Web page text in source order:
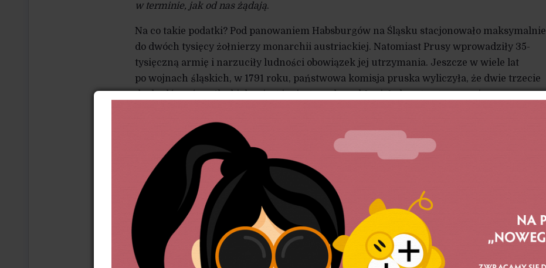
w terminie, jak od nas żądają.
Na co takie podatki? Pod panowaniem Habsburgów na Śląsku stacjonowało maksymalnie
do dwóch tysięcy żołnierzy monarchii austriackiej. Natomiast Prusy wprowadziły 35-
tysięczną armię i narzuciły ludności obowiązek jej utrzymania. Jeszcze w wiele lat
po wojnach śląskich, w 1791 roku, państwowa komisja pruska wyliczyła, że dwie trzecie
dochodów górnośląskich miast i miasteczek pochłaniały koszty utrzymania
Skutki rabunku Śląska pod panowaniem Fryderyka II spisał pruski inspektor Lautensack,
sporządzający dokładny rejestr śląskich posiadłości:
Na prawym brzegu Odry, na polskiej
stronie, położenie chłopa godne jest współczucia. Ci ludzie nie będą mogli w przyszłości
zapłacić podatków. Znowu powiększyła się i tak już przerażająca liczba opuszczonych
domów i porzuconych zagród na wsi […]. Miasteczko Toszek […] jest chyba najnędzniejszą
mieściną na Górnym Śląsku. Stoi tu już dwadzieścia opuszczonych domów, a pozostałe
są w takim stanie, że ci biedni ludzie podczas deszczu leżą w wodzie. Ale jest tu na stałe
szwadron huzarów z pułku Hostiz, którym mieszczanie musieli udostępnić swoje stajnie,
a ich własne bydło stoi pod gołym niebem […]. Tarnowskie Góry: ze względu na upadek